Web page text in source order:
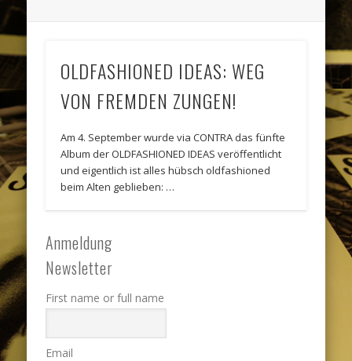
OLDFASHIONED IDEAS: WEG
VON FREMDEN ZUNGEN!
Am 4. September wurde via CONTRA das fünfte
Album der OLDFASHIONED IDEAS veröffentlicht
und eigentlich ist alles hübsch oldfashioned
beim Alten geblieben: …
Anmeldung
Newsletter
First name or full name
Email